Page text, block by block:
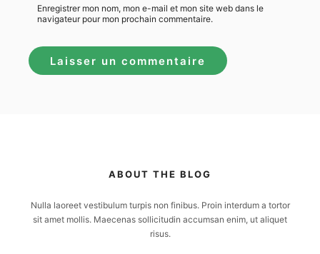
Enregistrer mon nom, mon e-mail et mon site web dans le
navigateur pour mon prochain commentaire.
ABOUT THE BLOG
Nulla laoreet vestibulum turpis non finibus. Proin interdum a tortor
sit amet mollis. Maecenas sollicitudin accumsan enim, ut aliquet
risus.